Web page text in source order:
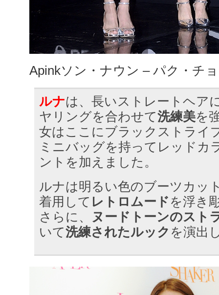
Apinkソン・ナウン – パク・チ
ルナは、長いストレートヘア
ヤリングを合わせて洗練美を
女はここにブラックストライ
ミニバッグを持ってレッドカ
ントを加えました。
ルナは明るい色のブーツカッ
着用して レトロムード を浮き
さらに、 ヌードトーンのスト
いて洗練されたルック を演出